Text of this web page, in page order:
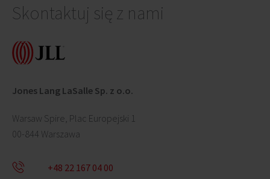
Skontaktuj się z nami
Jones Lang LaSalle Sp. z o.o.
Warsaw Spire, Plac Europejski 1
00-844 Warszawa
+48 22 167 04 00